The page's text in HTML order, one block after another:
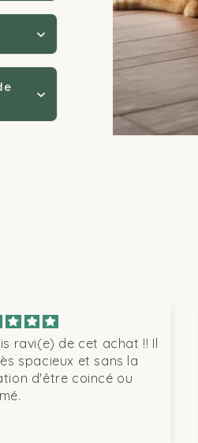
trajet
Selon modèle
de cet achat !! Il
et sans la
d'être coincé ou